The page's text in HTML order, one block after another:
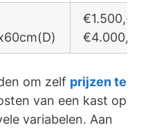
€1.500,- /
€4.000,-
om zelf prijzen te
van een kast op
variabelen. Aan